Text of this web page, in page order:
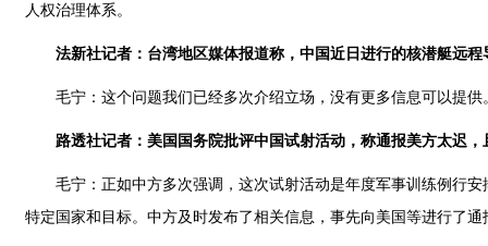
人权治理体系。
法新社记者：台湾地区媒体报道称，中国近日进行的核潜艇远
毛宁：这个问题我们已经多次介绍立场，没有更多信息可以提供
路透社记者：美国国务院批评中国试射活动，称通报美方太迟
毛宁：正如中方多次强调，这次试射活动是年度军事训练例行
特定国家和目标。中方及时发布了相关信息，事先向美国等进行了